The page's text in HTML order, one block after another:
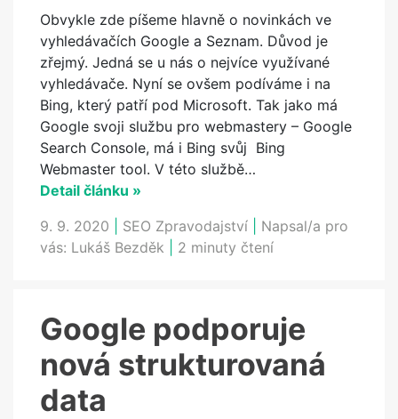
Obvykle zde píšeme hlavně o novinkách ve
vyhledávačích Google a Seznam. Důvod je
zřejmý. Jedná se u nás o nejvíce využívané
vyhledávače. Nyní se ovšem podíváme i na
Bing, který patří pod Microsoft. Tak jako má
Google svoji službu pro webmastery – Google
Search Console, má i Bing svůj Bing
Webmaster tool. V této službě…
Detail článku »
9. 9. 2020
SEO Zpravodajství
Napsal/a pro
vás: Lukáš Bezděk 2 minuty čtení
Google podporuje
nová strukturovaná
data